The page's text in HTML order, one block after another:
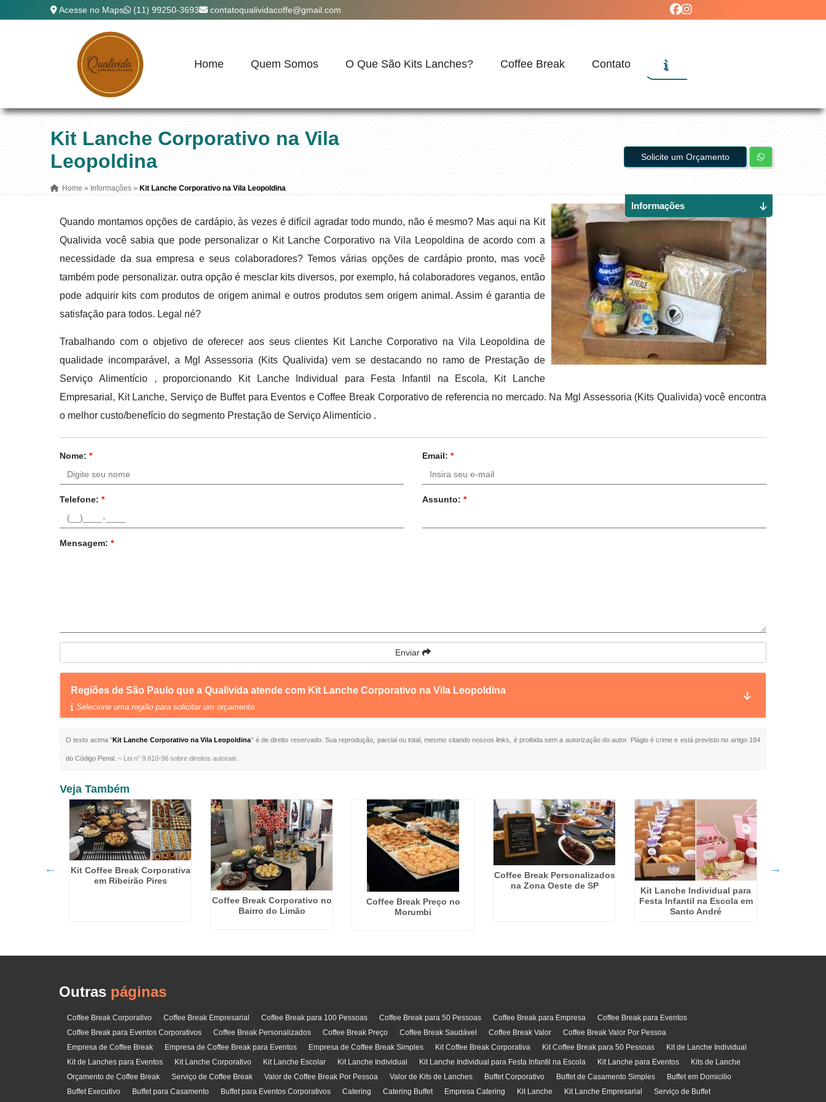
Acesse no Maps (11) 99250-3693 contatoqualividacoffe@gmail.com
Home Quem Somos O Que São Kits Lanches? Coffee Break Contato
Kit Lanche Corporativo na Vila
Leopoldina
Home » Informações » Kit Lanche Corporativo na Vila Leopoldina
Solicite um Orçamento
Quando montamos opções de cardápio, às vezes é difícil agradar todo mundo, não é mesmo? Mas aqui na Kit
Qualivida você sabia que pode personalizar o Kit Lanche Corporativo na Vila Leopoldina de acordo com a
necessidade da sua empresa e seus colaboradores? Temos várias opções de cardápio pronto, mas você
também pode personalizar. outra opção é mesclar kits diversos, por exemplo, há colaboradores veganos, então
pode adquirir kits com produtos de origem animal e outros produtos sem origem animal. Assim é garantia de
satisfação para todos. Legal né?
Trabalhando com o objetivo de oferecer aos seus clientes Kit Lanche Corporativo na Vila Leopoldina de
qualidade incomparável, a Mgl Assessoria (Kits Qualivida) vem se destacando no ramo de Prestação de
Serviço Alimentício , proporcionando Kit Lanche Individual para Festa Infantil na Escola, Kit Lanche
Empresarial, Kit Lanche, Serviço de Buffet para Eventos e Coffee Break Corporativo de referencia no mercado. Na Mgl Assessoria (Kits Qualivida) você encontra
o melhor custo/benefício do segmento Prestação de Serviço Alimentício .
Nome:* Email: *
Telefone:* Assunto: *
Mensagem:*
Enviar
Regiões de São Paulo que a Qualivida atende com Kit Lanche Corporativo na Vila Leopoldina
Selecione uma região para solicitar um orçamento
O texto acima "Kit Lanche Corporativo na Vila Leopoldina" é de direito reservado. Sua reprodução, parcial ou total, mesmo citando nossos links, é proibida sem a autorização do autor. Plágio é crime e está previsto no artigo 184
do Código Penal. – Lei n° 9.610-98 sobre direitos autorais
Informações
Veja Também
Kit Coffee Break Corporativa
em Ribeirão Pires
Coffee Break Corporativo no
Bairro do Limão
Coffee Break Preço no
Morumbi
Coffee Break Personalizados
na Zona Oeste de SP
Kit Lanche Individual para
Festa Infantil na Escola em
Santo André
Outras páginas
Coffee Break Corporativo Coffee Break Empresarial Coffee Break para 100 Pessoas Coffee Break para 50 Pessoas Coffee Break para Empresa
Coffee Break para Eventos
Coffee Break para Eventos Corporativos
Coffee Break Personalizados Coffee Break Preço Coffee Break Saudável Coffee Break Valor
Coffee Break Valor Por Pessoa
Empresa de Coffee Break
Empresa de Coffee Break para Eventos Empresa de Coffee Break Simples Kit Coffee Break Corporativa Kit Coffee Break para 50 Pessoas
Kit de Lanche Individual
Kit de Lanches para Eventos
Kit Lanche Corporativo Kit Lanche Escolar Kit Lanche Individual Kit Lanche Individual para Festa Infantil na Escola Kit Lanche para Eventos
Kits de Lanche
Orçamento de Coffee Break
Serviço de Coffee Break Valor de Coffee Break Por Pessoa Valor de Kits de Lanches Buffet Corporativo Buffet de Casamento Simples
Buffet em Domicilio
Buffet Executivo
Buffet para Casamento Buffet para Eventos Corporativos Catering Catering Buffet Empresa Catering Kit Lanche Kit Lanche Empresarial Serviço de Buffet